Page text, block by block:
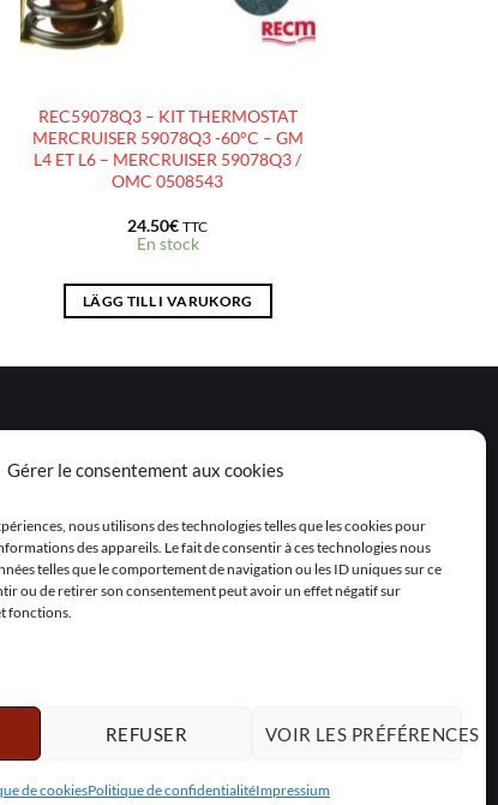
Gérer le consentement aux cookies
nous utilisons des technologies telles que les cookies pour
des appareils. Le fait de consentir à ces technologies nous
telles que le comportement de navigation ou les ID uniques sur ce
ou de retirer son consentement peut avoir un effet négatif sur
fonctions.
REFUSER VOIR LES PRÉFÉRENCES
de cookiesPolitique de confidentialitéImpressium
REC59078Q3 – KIT THERMOSTAT
MERCRUISER 59078Q3 -60°C – GM
L4 ET L6 – MERCRUISER 59078Q3 /
OMC 0508543
24.50€ TTC
En stock
LÄGG TILL I VARUKORG